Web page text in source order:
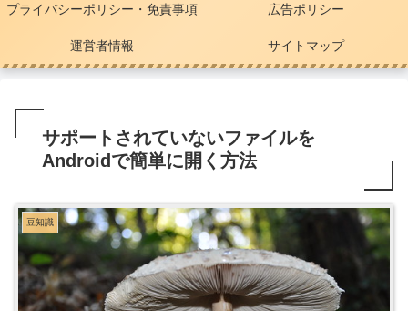
プライバシーポリシー・免責事項 広告ポリシー
運営者情報 サイトマップ
サポートされていないファイルを
Androidで簡単に開く方法
豆知識